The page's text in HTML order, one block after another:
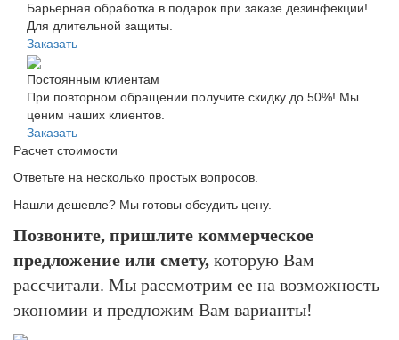
Барьерная обработка в подарок при заказе дезинфекции!
Для длительной защиты.
Заказать
Постоянным клиентам
При повторном обращении получите скидку до 50%! Мы
ценим наших клиентов.
Заказать
Расчет стоимости
Ответьте на несколько простых вопросов.
Нашли дешевле? Мы готовы обсудить цену.
Позвоните, пришлите коммерческое
предложение или смету, которую Вам
рассчитали. Мы рассмотрим ее на возможность
экономии и предложим Вам варианты!